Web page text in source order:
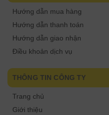
Hướng dẫn mua hàng
Hướng dẫn thanh toán
Hướng dẫn giao nhận
Điều khoản dịch vụ
THÔNG TIN CÔNG TY
Trang chủ
Giới thiệu